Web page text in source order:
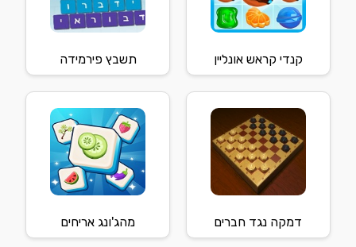
קנדי קראש אונליין תשבץ פירמידה
דמקה נגד חברים מהג'ונג אריחים